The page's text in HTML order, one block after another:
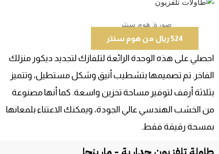
صورة: هوم سنتر
524 ريال من هوم سنتر
احصلي على هذه الوحدة الرائعة لتلفازك لتجديد ديكور منزلك
الفاخر. تم تصميمها بتشطيب أنيق وشكل مستطيل، وتتميز
بثلاثة أرفف لتوفير مساحة تخزين واسعة. كما أنها مصنوعة
من الخشب الهندسي عالي الجودة، ويمكنك الاعتناء بلمعانها
بمسحة رقيقة فقط.